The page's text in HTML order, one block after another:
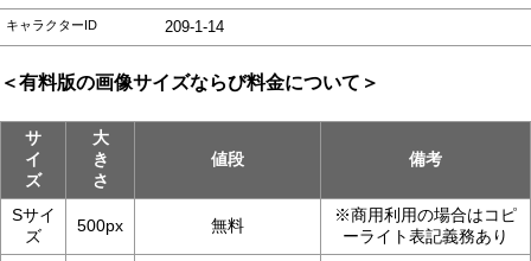
キャラクターID 209-1-14
＜有料版の画像サイズならび料金について＞
サ
イ
ズ
大
き
さ
値段 備考
Sサイ
ズ
500px 無料
※商用利用の場合はコピ
ーライト表記義務あり